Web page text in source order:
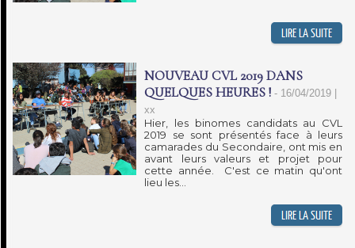
NOUVEAU CVL 2019 DANS
QUELQUES HEURES ! - 16/04/2019 |
xx
Hier, les binomes candidats au CVL
2019 se sont présentés face à leurs
camarades du Secondaire, ont mis en
avant leurs valeurs et projet pour
cette année. C'est ce matin qu'ont
lieu les...